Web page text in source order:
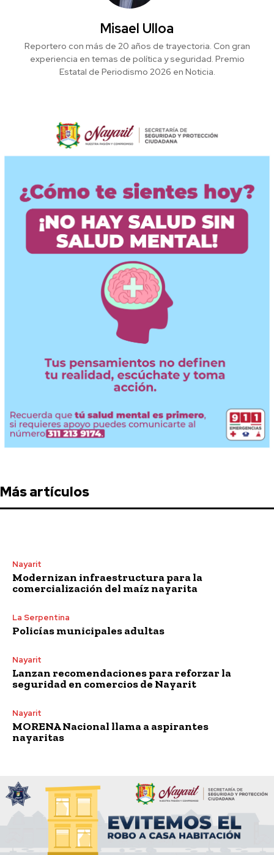
Misael Ulloa
Reportero con más de 20 años de trayectoria. Con gran
experiencia en temas de política y seguridad. Premio
Estatal de Periodismo 2026 en Noticia.
Más artículos
Nayarit
Modernizan infraestructura para la
comercialización del maíz nayarita
La Serpentina
Policías municipales adultas
Nayarit
Lanzan recomendaciones para reforzar la
seguridad en comercios de Nayarit
Nayarit
MORENA Nacional llama a aspirantes
nayaritas